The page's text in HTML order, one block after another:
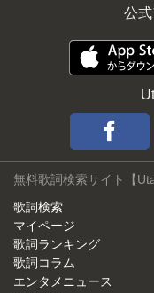
公
無料歌詞検索サイト【
歌詞検索
マイページ
歌詞ランキング
歌詞コラム
エンタメニュース